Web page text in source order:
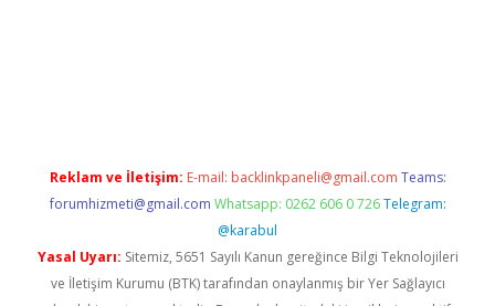
Reklam ve İletişim: E-mail: backlinkpaneli@gmail.com Teams:
forumhizmeti@gmail.com Whatsapp: 0262 606 0 726 Telegram:
@karabul
Yasal Uyarı: Sitemiz, 5651 Sayılı Kanun gereğince Bilgi Teknolojileri
ve İletişim Kurumu (BTK) tarafından onaylanmış bir Yer Sağlayıcı